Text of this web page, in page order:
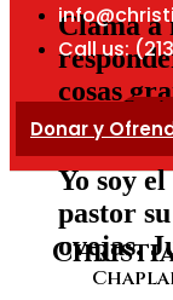
Clama a
cosas
no
Yo soy
pastor
ovejas.
Call us:
Donar y